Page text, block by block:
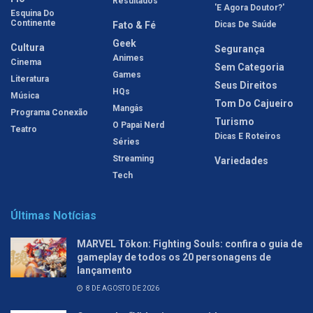
Esquina Do
Continente
Cultura
Cinema
Literatura
Música
Programa Conexão
Teatro
Fato & Fé
Geek
Animes
Games
HQs
Mangás
O Papai Nerd
Séries
Streaming
Tech
'E Agora Doutor?'
Dicas De Saúde
Segurança
Sem Categoria
Seus Direitos
Tom Do Cajueiro
Turismo
Dicas E Roteiros
Variedades
Últimas Notícias
MARVEL Tōkon: Fighting Souls: confira o guia de
gameplay de todos os 20 personagens de
lançamento
8 DE AGOSTO DE 2026